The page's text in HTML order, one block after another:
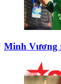
Minh Vương